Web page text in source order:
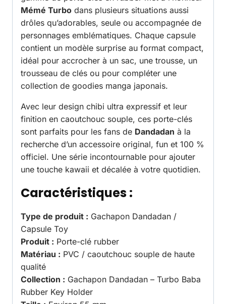
Mémé Turbo dans plusieurs situations aussi
drôles qu’adorables, seule ou accompagnée de
personnages emblématiques. Chaque capsule
contient un modèle surprise au format compact,
idéal pour accrocher à un sac, une trousse, un
trousseau de clés ou pour compléter une
collection de goodies manga japonais.
Avec leur design chibi ultra expressif et leur
finition en caoutchouc souple, ces porte-clés
sont parfaits pour les fans de Dandadan à la
recherche d’un accessoire original, fun et 100 %
officiel. Une série incontournable pour ajouter
une touche kawaii et décalée à votre quotidien.
Caractéristiques :
Type de produit : Gachapon Dandadan /
Capsule Toy
Produit : Porte-clé rubber
Matériau : PVC / caoutchouc souple de haute
qualité
Collection : Gachapon Dandadan – Turbo Baba
Rubber Key Holder